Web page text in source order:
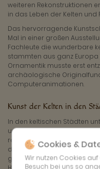
weiteren Rekonstruktionen
in das Leben der Kelten und
Das hervorragende
Mal in einer großen
Fachleute die wunderbare
stammten aus ganz Europa
Ornamentik musste erst
archäologische
Computeranimationen.
Kunst der Kelten in den
In den keltischen Städten
und starke Männer die
rasierten sich die
dünnen Taillen betonten.
geringsten Bewegung
Cookies &
Wir nutzen Cookies
Besuch bei uns so